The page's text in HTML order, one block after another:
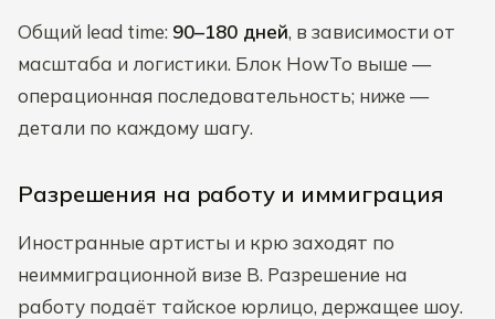
Общий lead time: 90–180 дней, в зависимости от
масштаба и логистики. Блок HowTo выше —
операционная последовательность; ниже —
детали по каждому шагу.
Разрешения на работу и иммиграция
Иностранные артисты и крю заходят по
неиммиграционной визе B. Разрешение на
работу подаёт тайское юрлицо, держащее шоу.